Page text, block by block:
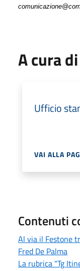
A cura di
Ufficio
VAI ALLA
Contenuti
Al via il Festone
Fred De Palma
La rubrica "Tg